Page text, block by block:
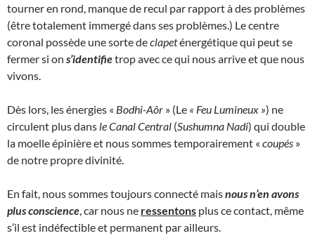
tourner en rond, manque de recul par rapport à des problèmes
(être totalement immergé dans ses problèmes.) Le centre
coronal possède une sorte declapeténergétique qui peut se
fermer si on s’identifietrop avec ce qui nous arrive et que nous
vivons.
Dès lors, les énergies « Bodhi-Aôr » (Le « Feu Lumineux ») ne
circulent plus dans le Canal Central (Sushumna Nadi) qui double
la moelle épinière et nous sommes temporairement « coupés »
de notre propre divinité.
En fait, nous sommes toujours connecté maisnous n’en avons
plus conscience , car nous ne ressentons plus ce contact, même
s’il est indéfectible et permanent par ailleurs.